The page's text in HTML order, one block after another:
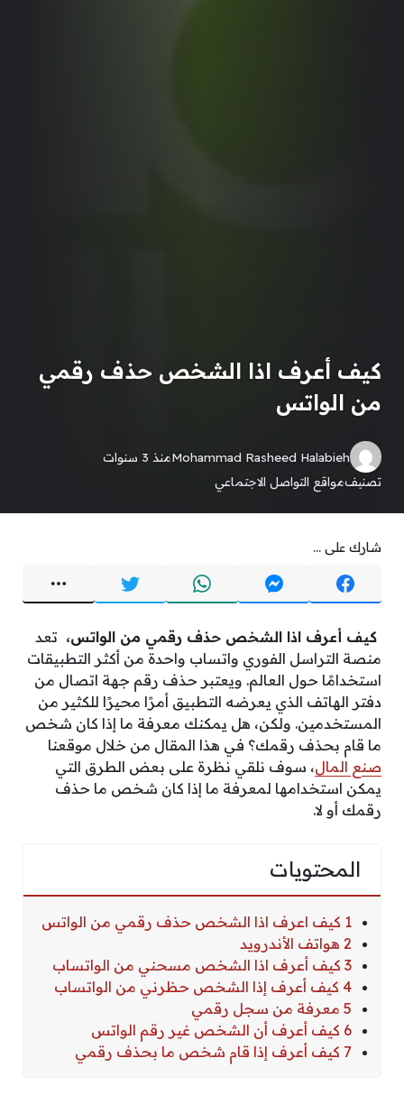
كيف أعرف اذا الشخص حذف رقمي
من الواتس
Mohammad Rasheed Halabiehمنذ 3 سنوات
تصنيفمواقع التواصل الاجتماعي
شارك على ...
كيف أعرف اذا الشخص حذف رقمي من الواتس، تعد
منصة التراسل الفوري واتساب واحدة من أكثر التطبيقات
استخدامًا حول العالم. ويعتبر حذف رقم جهة اتصال من
دفتر الهاتف الذي يعرضه التطبيق أمرًا محيرًا للكثير من
المستخدمين. ولكن، هل يمكنك معرفة ما إذا كان شخص
ما قام بحذف رقمك؟ في هذا المقال من خلال موقعنا
صنع المال، سوف نلقي نظرة على بعض الطرق التي
يمكن استخدامها لمعرفة ما إذا كان شخص ما حذف
رقمك أو لا.
المحتويات
1 كيف اعرف اذا الشخص حذف رقمي من الواتس
2 هواتف الأندرويد
3 كيف أعرف اذا الشخص مسحني من الواتساب
4 كيف أعرف إذا الشخص حظرني من الواتساب
5 معرفة من سجل رقمي
6 كيف أعرف أن الشخص غير رقم الواتس
7 كيف أعرف إذا قام شخص ما بحذف رقمي